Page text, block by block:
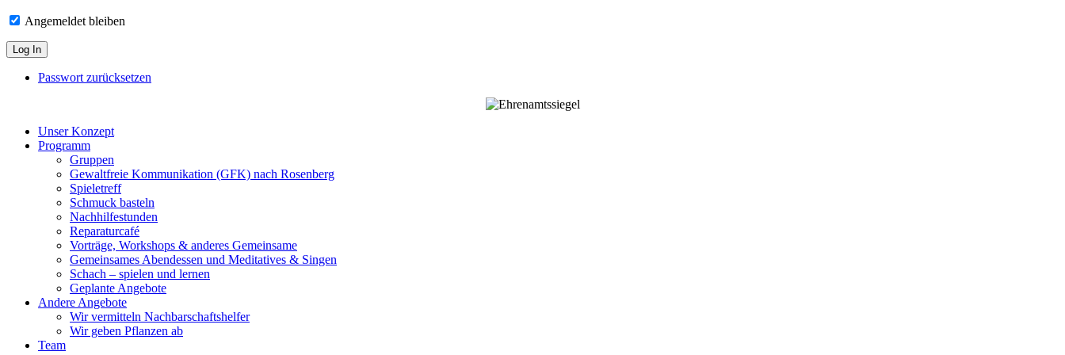
Angemeldet bleiben
Passwort zurücksetzen
Unser Konzept
Programm
Gruppen
Gewaltfreie Kommunikation (GFK) nach Rosenberg
Spieletreff
Schmuck basteln
Nachhilfestunden
Reparaturcafé
Vorträge, Workshops & anderes Gemeinsame
Gemeinsames Abendessen und Meditatives & Singen
Schach – spielen und lernen
Geplante Angebote
Andere Angebote
Wir vermitteln Nachbarschaftshelfer
Wir geben Pflanzen ab
Team